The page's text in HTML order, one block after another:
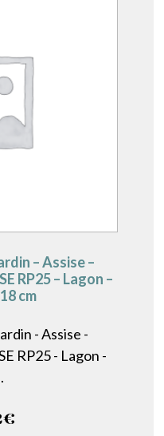
– Assise –
RP25 – Lagon –
cm
- Assise -
RP25 - Lagon -
€